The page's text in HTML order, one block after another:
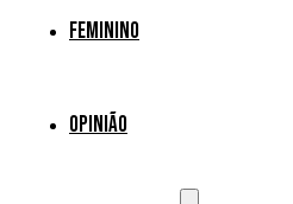
Feminino
Opinião